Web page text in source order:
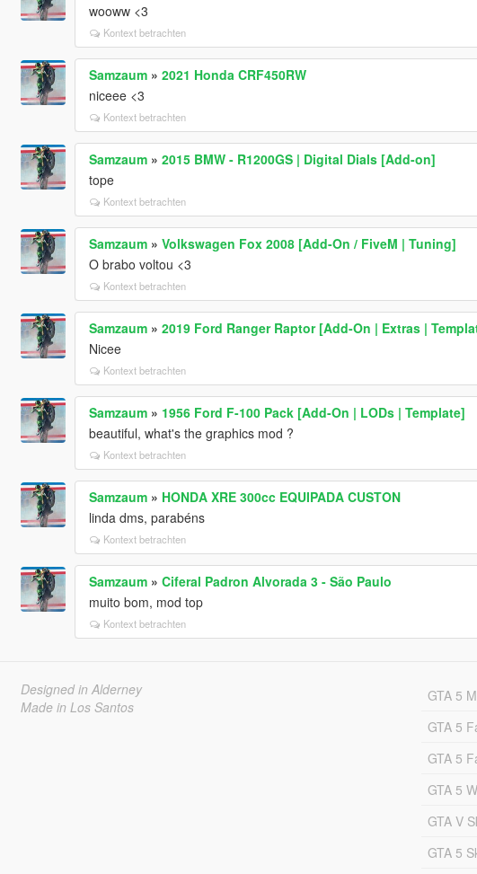
wooww <3
Kontext betrachten
Samzaum» 2021 Honda CRF450RW
niceee <3
Kontext betrachten
Samzaum» 2015 BMW - R1200GS | Digital Dials [Add-on]
tope
Kontext betrachten
Samzaum» Volkswagen Fox 2008 [Add-On / FiveM | Tuning]
O brabo voltou <3
Kontext betrachten
Samzaum» 2019 Ford Ranger Raptor [Add-On | Extras |
Nicee
Kontext betrachten
Samzaum» 1956 Ford F-100 Pack [Add-On | LODs | Template]
beautiful, what's the graphics mod ?
Kontext betrachten
Samzaum» HONDA XRE 300cc EQUIPADA CUSTON
linda dms, parabéns
Kontext betrachten
Samzaum» Ciferal Padron Alvorada 3 - São Paulo
muito bom, mod top
Kontext betrachten
Designed in Alderney
Made in Los Santos
GTA 5
GTA 5
GTA 5
GTA 5
GTA V
GTA 5